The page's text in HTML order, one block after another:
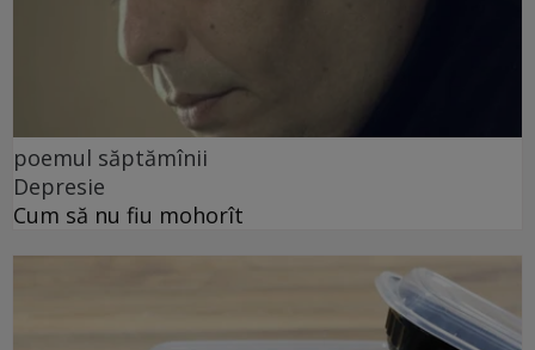
poemul săptămînii
Depresie
Cum să nu fiu mohorît